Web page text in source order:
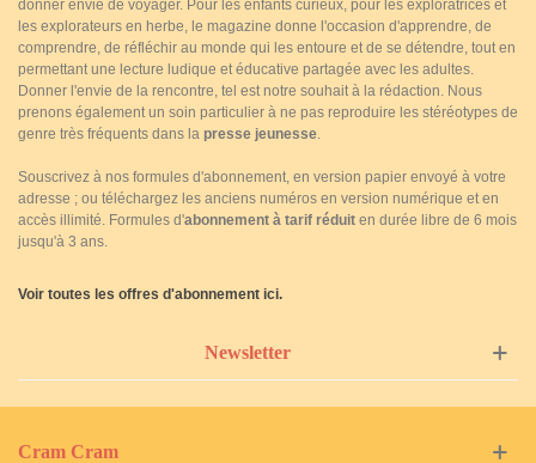
donner envie de voyager. Pour les enfants curieux, pour les exploratrices et
les explorateurs en herbe, le magazine donne l'occasion d'apprendre, de
comprendre, de réfléchir au monde qui les entoure et de se détendre, tout en
permettant une lecture ludique et éducative partagée avec les adultes.
Donner l'envie de la rencontre, tel est notre souhait à la rédaction. Nous
prenons également un soin particulier à ne pas reproduire les stéréotypes de
genre très fréquents dans la presse jeunesse.
Souscrivez à nos formules d'abonnement, en version papier envoyé à votre
adresse ; ou téléchargez les anciens numéros en version numérique et en
accès illimité. Formules d'abonnement à tarif réduit en durée libre de 6 mois
jusqu'à 3 ans.
Voir toutes les offres d'abonnement ici.
Newsletter
Cram Cram